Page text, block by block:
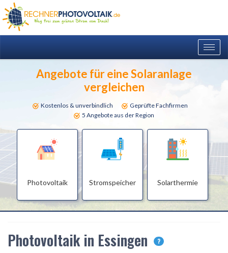
Angebote für eine Solaranlage
vergleichen
Kostenlos & unverbindlich
Geprüfte Fachfirmen
5 Angebote aus der Region
Photovoltaik Stromspeicher Solarthermie
Photovoltaik in Essingen ?